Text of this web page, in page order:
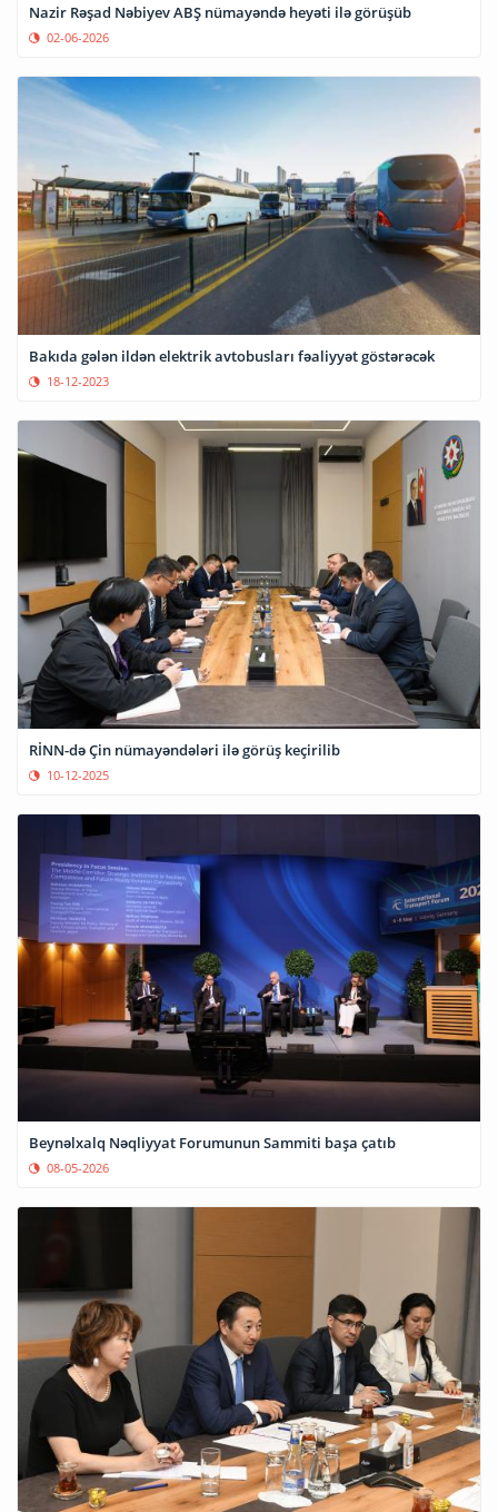
Nazir Rəşad Nəbiyev ABŞ nümayəndə heyəti ilə görüşüb
02-06-2026
Bakıda gələn ildən elektrik avtobusları fəaliyyət göstərəcək
18-12-2023
RİNN-də Çin nümayəndələri ilə görüş keçirilib
10-12-2025
Beynəlxalq Nəqliyyat Forumunun Sammiti başa çatıb
08-05-2026